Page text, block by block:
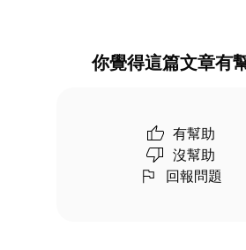
你覺得這篇文章有
有幫助
沒幫助
回報問題